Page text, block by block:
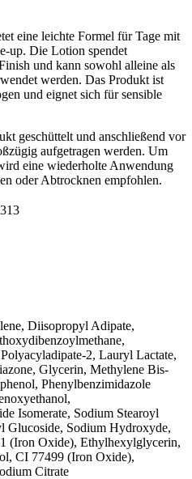
eine leichte Formel für Tage mit
up. Die Lotion spendet
und kann sowohl alleine als
werden. Das Produkt ist
und eignet sich für sensible
geschüttelt und anschließend vor
aufgetragen werden. Um
eine wiederholte Anwendung
oder Abtrocknen empfohlen.
Diisopropyl Adipate,
2, Lauryl Lactate,
Glycerin, Methylene Bis-
Phenylbenzimidazole
Isomerate, Sodium Stearoyl
Glucoside, Sodium Hydroxyde,
(Iron Oxide), Ethylhexylglycerin,
CI 77499 (Iron Oxide),
Citrate